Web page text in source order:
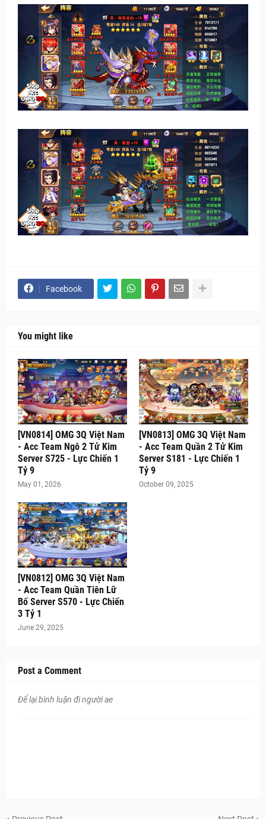
Facebook
You might like
[VN0814] OMG 3Q Việt Nam
- Acc Team Ngô 2 Tử Kim
Server S725 - Lực Chiến 1
Tỷ 9
May 01, 2026
[VN0813] OMG 3Q Việt Nam
- Acc Team Quần 2 Tử Kim
Server S181 - Lực Chiến 1
Tỷ 9
October 09, 2025
[VN0812] OMG 3Q Việt Nam
- Acc Team Quần Tiên Lữ
Bố Server S570 - Lực Chiến
3 Tỷ 1
June 29, 2025
Post a Comment
Để lại bình luận đi người ae